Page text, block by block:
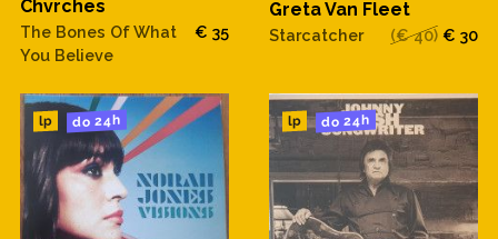
Chvrches
The Bones Of What
You Believe
€ 35
Greta Van Fleet
Starcatcher (€ 40) € 30
lp do 24h lp do 24h